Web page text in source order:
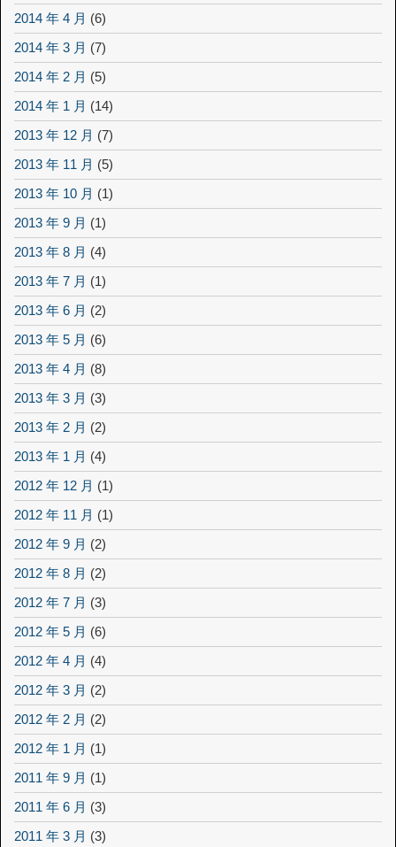
2014 年 4 月 (6)
2014 年 3 月 (7)
2014 年 2 月 (5)
2014 年 1 月 (14)
2013 年 12 月 (7)
2013 年 11 月 (5)
2013 年 10 月 (1)
2013 年 9 月 (1)
2013 年 8 月 (4)
2013 年 7 月 (1)
2013 年 6 月 (2)
2013 年 5 月 (6)
2013 年 4 月 (8)
2013 年 3 月 (3)
2013 年 2 月 (2)
2013 年 1 月 (4)
2012 年 12 月 (1)
2012 年 11 月 (1)
2012 年 9 月 (2)
2012 年 8 月 (2)
2012 年 7 月 (3)
2012 年 5 月 (6)
2012 年 4 月 (4)
2012 年 3 月 (2)
2012 年 2 月 (2)
2012 年 1 月 (1)
2011 年 9 月 (1)
2011 年 6 月 (3)
2011 年 3 月 (3)